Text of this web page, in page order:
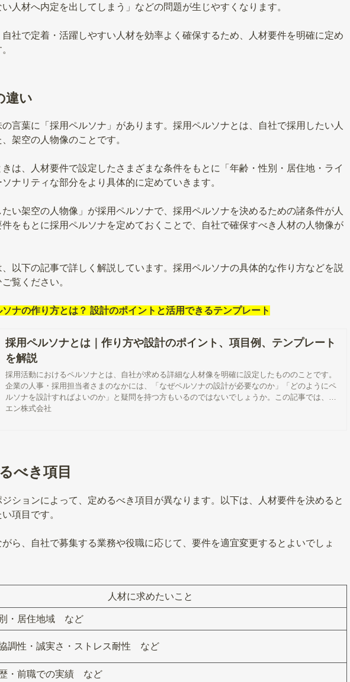
人材へ内定を出してしまう」などの問題が生じやすくなります。
社で定着・活躍しやすい人材を効率よく確保するため、人材要件を明確に定め
違い
言葉に「採用ペルソナ」があります。採用ペルソナとは、自社で採用したい人
架空の人物像のことです。
は、人材要件で設定したさまざまな条件をもとに「年齢・性別・居住地・ライ
ナリティな部分をより具体的に定めていきます。
い架空の人物像」が採用ペルソナで、採用ペルソナを決めるための諸条件が人
をもとに採用ペルソナを定めておくことで、自社で確保すべき人材の人物像が
以下の記事で詳しく解説しています。採用ペルソナの具体的な作り方などを説
覧ください。
ナの作り方とは？ 設計のポイントと活用できるテンプレート
採用ペルソナとは｜作り方や設計のポイント、項目例、テンプレート
を解説
採用活動におけるペルソナとは、自社が求める詳細な人材像を明確に設定したもののことです。
企業の人事・採用担当者さまのなかには、「なぜペルソナの設計が必要なのか」「どのようにペ
ルソナを設計すればよいのか」と疑問を持つ方もいるのではないでしょうか。この記事では、採
用活動におけるペルソナ設計の重要性や作り方、設計するポイントについて解説します。
エン株式会社
べき項目
ションによって、定めるべき項目が異なります。以下は、人材要件を決めると
項目です。
ら、自社で募集する業務や役職に応じて、要件を適宜変更するとよいでしょ
人材に求めたいこと
・居住地域 など
調性・誠実さ・ストレス耐性 など
・前職での実績 など